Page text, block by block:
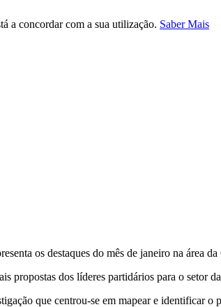
a concordar com a sua utilização. Saber Mais
os destaques do mês de janeiro na área
dos líderes partidários para o setor
que centrou-se em mapear e identificar o